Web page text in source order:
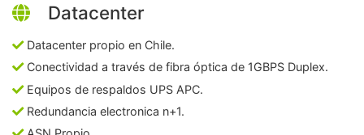
Datacenter
Datacenter propio en Chile.
Conectividad a través de fibra óptica de 1GBPS Duplex.
Equipos de respaldos UPS APC.
Redundancia electronica n+1.